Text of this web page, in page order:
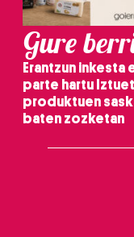
Gure
Erantzun inkesta
parte hartu
produktuen
baten zozketan